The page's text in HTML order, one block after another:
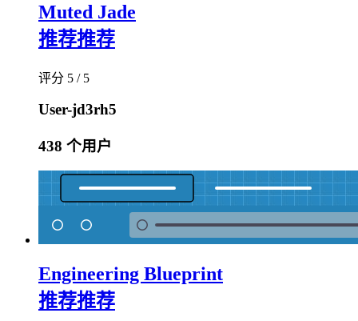
Muted Jade
推荐推荐
评分 5 / 5
User-jd3rh5
438 个用户
Engineering Blueprint
推荐推荐